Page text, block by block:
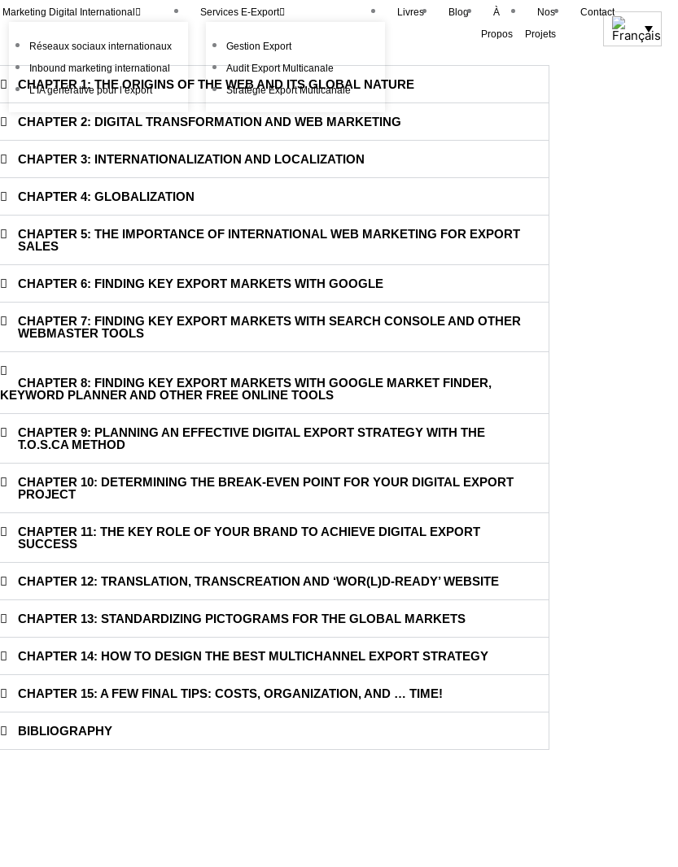
Marketing Digital International
Réseaux sociaux internationaux
Inbound marketing international
L’IA générative pour l’export
Services E-Export
Gestion Export
Audit Export Multicanale
Stratégie Export Multicanale
Livres Blog
À
Propos
Nos
Projets
Contact
CHAPTER 1: THE ORIGINS OF THE WEB AND ITS GLOBAL NATURE
CHAPTER 2: DIGITAL TRANSFORMATION AND WEB MARKETING
CHAPTER 3: INTERNATIONALIZATION AND LOCALIZATION
CHAPTER 4: GLOBALIZATION
CHAPTER 5: THE IMPORTANCE OF INTERNATIONAL WEB MARKETING FOR EXPORT
SALES
CHAPTER 6: FINDING KEY EXPORT MARKETS WITH GOOGLE
CHAPTER 7: FINDING KEY EXPORT MARKETS WITH SEARCH CONSOLE AND OTHER
WEBMASTER TOOLS
CHAPTER 8: FINDING KEY EXPORT MARKETS WITH GOOGLE MARKET FINDER,
KEYWORD PLANNER AND OTHER FREE ONLINE TOOLS
CHAPTER 9: PLANNING AN EFFECTIVE DIGITAL EXPORT STRATEGY WITH THE
T.O.S.CA METHOD
CHAPTER 10: DETERMINING THE BREAK-EVEN POINT FOR YOUR DIGITAL EXPORT
PROJECT
CHAPTER 11: THE KEY ROLE OF YOUR BRAND TO ACHIEVE DIGITAL EXPORT
SUCCESS
CHAPTER 12: TRANSLATION, TRANSCREATION AND ‘WOR(L)D-READY’ WEBSITE
CHAPTER 13: STANDARDIZING PICTOGRAMS FOR THE GLOBAL MARKETS
CHAPTER 14: HOW TO DESIGN THE BEST MULTICHANNEL EXPORT STRATEGY
CHAPTER 15: A FEW FINAL TIPS: COSTS, ORGANIZATION, AND … TIME!
BIBLIOGRAPHY